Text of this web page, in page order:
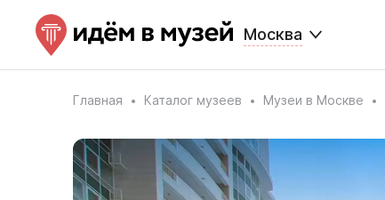
Москва
Главная Каталог музеев Музеи в Москве